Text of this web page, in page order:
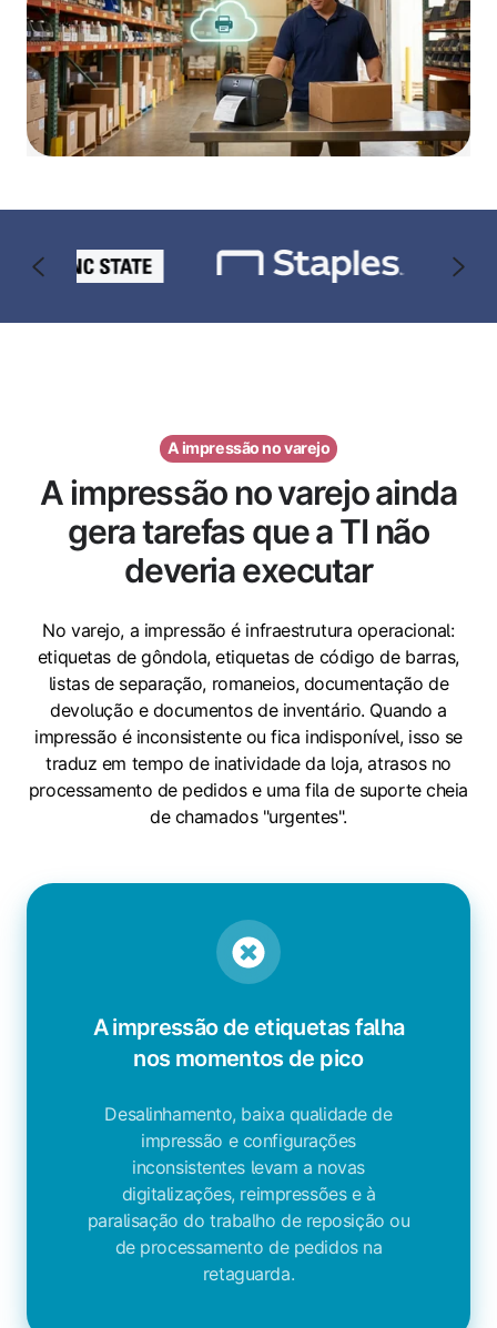
A impressão no varejo
A impressão no varejo ainda
gera tarefas que a TI não
deveria executar
No varejo, a impressão é infraestrutura operacional:
etiquetas de gôndola, etiquetas de código de barras,
listas de separação, romaneios, documentação de
devolução e documentos de inventário. Quando a
impressão é inconsistente ou fica indisponível, isso se
traduz em tempo de inatividade da loja, atrasos no
processamento de pedidos e uma fila de suporte cheia
de chamados "urgentes".
A impressão de etiquetas falha
nos momentos de pico
Desalinhamento, baixa qualidade de
impressão e configurações
inconsistentes levam a novas
digitalizações, reimpressões e à
paralisação do trabalho de reposição ou
de processamento de pedidos na
retaguarda.